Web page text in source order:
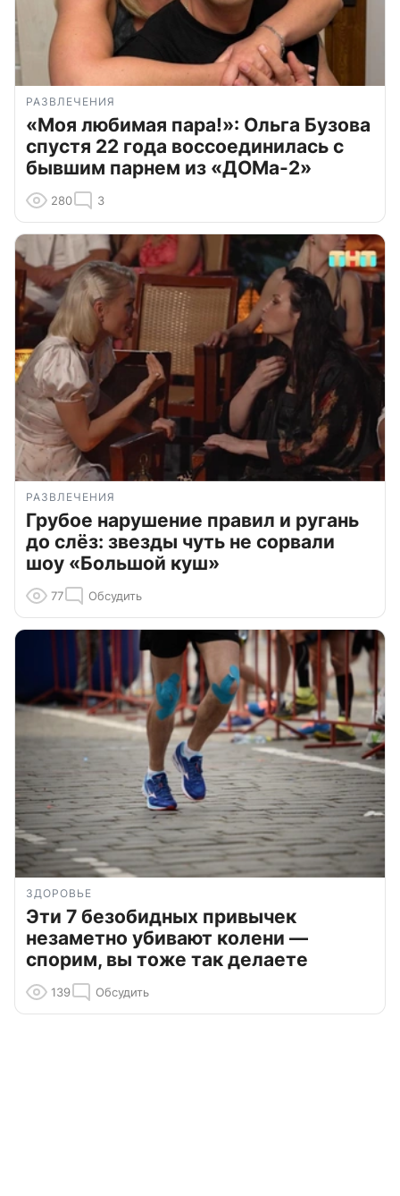
РАЗВЛЕЧЕНИЯ
«Моя любимая пара!»: Ольга Бузова
спустя 22 года воссоединилась с
бывшим парнем из «ДОМа-2»
280 3
РАЗВЛЕЧЕНИЯ
Грубое нарушение правил и ругань
до слёз: звезды чуть не сорвали
шоу «Большой куш»
77 Обсудить
ЗДОРОВЬЕ
Эти 7 безобидных привычек
незаметно убивают колени —
спорим, вы тоже так делаете
139 Обсудить